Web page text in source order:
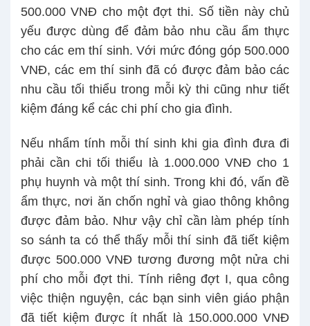
500.000 VNĐ cho một đợt thi. Số tiền này chủ
yếu được dùng để đảm bảo nhu cầu ẩm thực
cho các em thí sinh. Với mức đóng góp 500.000
VNĐ, các em thí sinh đã có được đảm bảo các
nhu cầu tối thiểu trong mỗi kỳ thi cũng như tiết
kiệm đáng kể các chi phí cho gia đình.
Nếu nhẩm tính mỗi thí sinh khi gia đình đưa đi
phải cần chi tối thiểu là 1.000.000 VNĐ cho 1
phụ huynh và một thí sinh. Trong khi đó, vấn đề
ẩm thực, nơi ăn chốn nghỉ và giao thông không
được đảm bảo. Như vậy chỉ cần làm phép tính
so sánh ta có thể thấy mỗi thí sinh đã tiết kiệm
được 500.000 VNĐ tương đương một nửa chi
phí cho mỗi đợt thi. Tính riêng đợt I, qua công
việc thiện nguyện, các bạn sinh viên giáo phận
đã tiết kiệm được ít nhất là 150.000.000 VNĐ